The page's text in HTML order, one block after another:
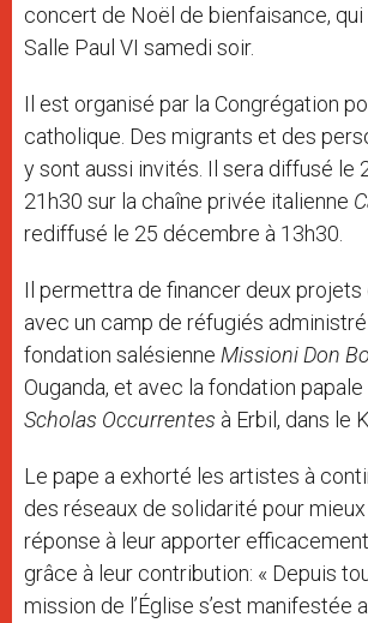
concert de Noël de bienfaisance, qui
Salle Paul VI samedi soir.
Il est organisé par la Congrégation
catholique. Des migrants et des
y sont aussi invités. Il sera diffusé le
21h30 sur la chaîne privée italienne
rediffusé le 25 décembre à 13h30.
Il permettra de financer deux projets
avec un camp de réfugiés
fondation salésienne Missioni Don
Ouganda, et avec la fondation papale
Scholas Occurrentes à Erbil, dans le
Le pape a exhorté les artistes à
des réseaux de solidarité pour
réponse à leur apporter
grâce à leur contribution: « Depuis
mission de l’Église s’est manifestée